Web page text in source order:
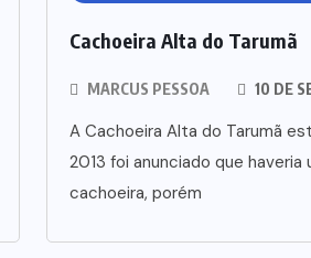
Cachoeira Alta do Tarumã
MARCUS PESSOA 10 DE
A Cachoeira Alta do Tarumã
2013 foi anunciado que haveria
cachoeira, porém